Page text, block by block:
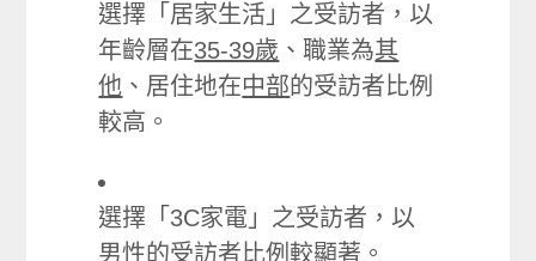
選擇「居家生活」之受訪者，以
年齡層在35-39歲 、職業為其
他 、居住地在中部的受訪者比例
較高。
選擇「3C家電」之受訪者，以
男性的受訪者比例較顯著。